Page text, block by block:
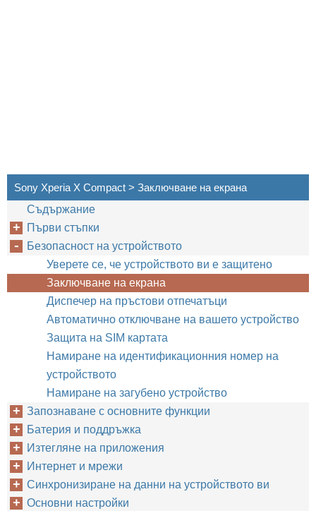
Sony Xperia X Compact > Заключване на екрана
Съдържание
Първи стъпки
Безопасност на устройството
Уверете се, че устройството ви е защитено
Заключване на екрана
Диспечер на пръстови отпечатъци
Автоматично отключване на вашето устройство
Защита на SIM картата
Намиране на идентификационния номер на
устройството
Намиране на загубено устройство
Запознаване с основните функции
Батерия и поддръжка
Изтегляне на приложения
Интернет и мрежи
Синхронизиране на данни на устройството ви
Основни настройки